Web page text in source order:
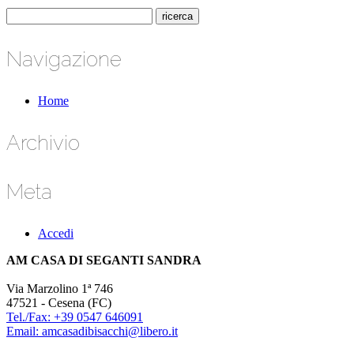
Navigazione
Home
Archivio
Meta
Accedi
AM CASA DI SEGANTI SANDRA
Via Marzolino 1ª 746
47521 - Cesena (FC)
Tel./Fax: +39 0547 646091
Email: amcasadibisacchi@libero.it